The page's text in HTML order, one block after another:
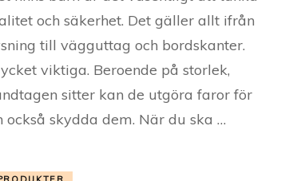
och säkerhet. Det gäller allt ifrån
till vägguttag och bordskanter.
viktiga. Beroende på storlek,
sitter kan de utgöra faror för
också skydda dem. När du ska …